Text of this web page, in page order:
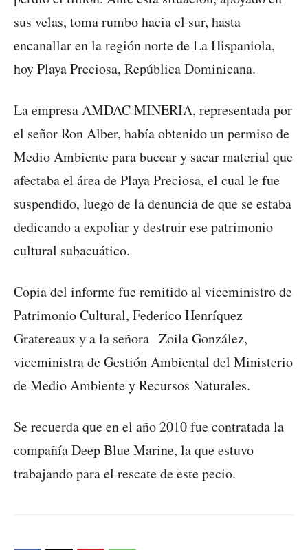
sus velas, toma rumbo hacia el sur, hasta
encanallar en la región norte de La Hispaniola,
hoy Playa Preciosa, República Dominicana.
La empresa AMDAC MINERIA, representada por
el señor Ron Alber, había obtenido un permiso de
Medio Ambiente para bucear y sacar material que
afectaba el área de Playa Preciosa, el cual le fue
suspendido, luego de la denuncia de que se estaba
dedicando a expoliar y destruir ese patrimonio
cultural subacuático.
Copia del informe fue remitido al viceministro de
Patrimonio Cultural, Federico Henríquez
Gratereaux y a la señora Zoila González,
viceministra de Gestión Ambiental del Ministerio
de Medio Ambiente y Recursos Naturales.
Se recuerda que en el año 2010 fue contratada la
compañía Deep Blue Marine, la que estuvo
trabajando para el rescate de este pecio.